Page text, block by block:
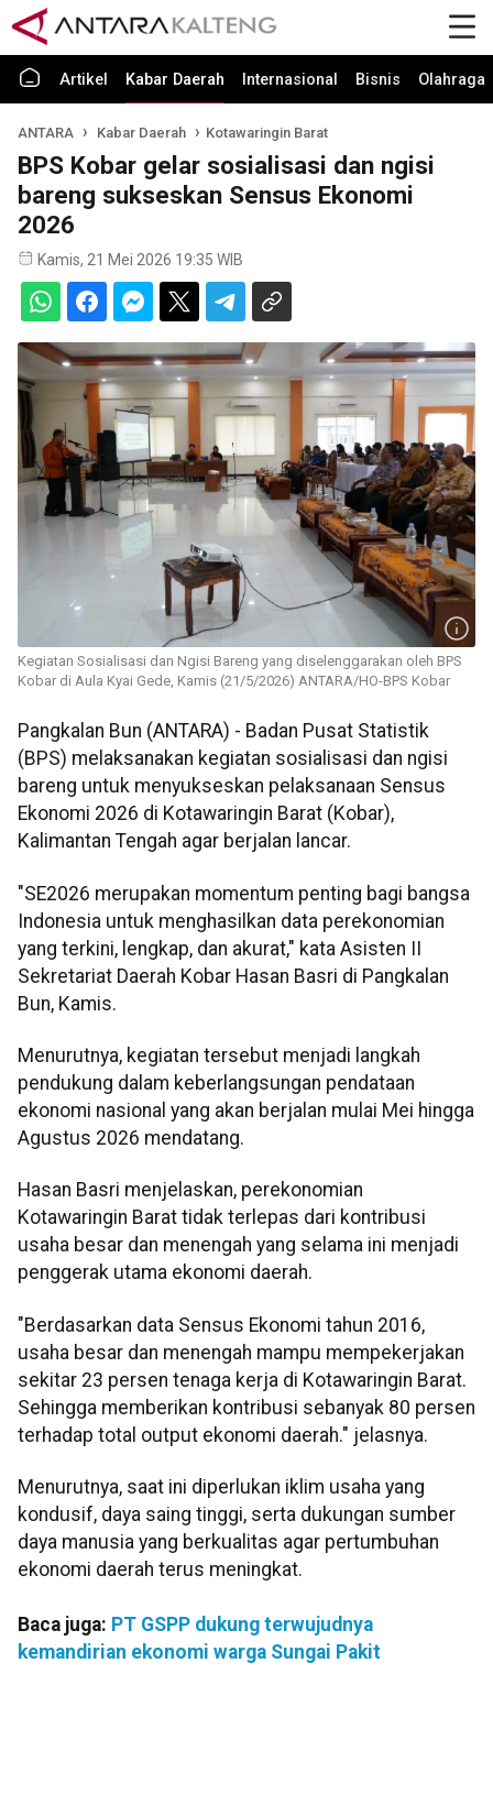
Artikel Kabar Daerah Internasional Bisnis Olahraga
ANTARA Kabar Daerah Kotawaringin Barat
BPS Kobar gelar sosialisasi dan ngisi
bareng sukseskan Sensus Ekonomi
2026
Kamis, 21 Mei 2026 19:35 WIB
Kegiatan Sosialisasi dan Ngisi Bareng yang diselenggarakan oleh BPS
Kobar di Aula Kyai Gede, Kamis (21/5/2026) ANTARA/HO-BPS Kobar
Pangkalan Bun (ANTARA) - Badan Pusat Statistik
(BPS) melaksanakan kegiatan sosialisasi dan ngisi
bareng untuk menyukseskan pelaksanaan Sensus
Ekonomi 2026 di Kotawaringin Barat (Kobar),
Kalimantan Tengah agar berjalan lancar.
"SE2026 merupakan momentum penting bagi bangsa
Indonesia untuk menghasilkan data perekonomian
yang terkini, lengkap, dan akurat," kata Asisten II
Sekretariat Daerah Kobar Hasan Basri di Pangkalan
Bun, Kamis.
Menurutnya, kegiatan tersebut menjadi langkah
pendukung dalam keberlangsungan pendataan
ekonomi nasional yang akan berjalan mulai Mei hingga
Agustus 2026 mendatang.
Hasan Basri menjelaskan, perekonomian
Kotawaringin Barat tidak terlepas dari kontribusi
usaha besar dan menengah yang selama ini menjadi
penggerak utama ekonomi daerah.
"Berdasarkan data Sensus Ekonomi tahun 2016,
usaha besar dan menengah mampu mempekerjakan
sekitar 23 persen tenaga kerja di Kotawaringin Barat.
Sehingga memberikan kontribusi sebanyak 80 persen
terhadap total output ekonomi daerah." jelasnya.
Menurutnya, saat ini diperlukan iklim usaha yang
kondusif, daya saing tinggi, serta dukungan sumber
daya manusia yang berkualitas agar pertumbuhan
ekonomi daerah terus meningkat.
Baca juga: PT GSPP dukung terwujudnya
kemandirian ekonomi warga Sungai Pakit